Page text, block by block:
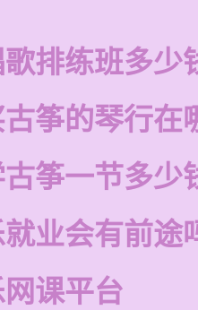
排练班多少
筝的琴行在
筝一节多少
业会有前途
课平台